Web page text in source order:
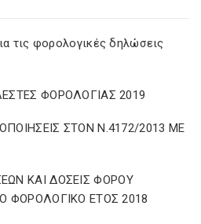
τις φορολογικές δηλώσεις
ΦΟΡΟΛΟΓΙΑΣ 2019
ΣΤΟΝ Ν.4172/2013 ΜΕ
ΚΑΙ ΔΟΣΕΙΣ ΦΟΡΟΥ
ΦΟΡΟΛΟΓΙΚΟ ΕΤΟΣ 2018